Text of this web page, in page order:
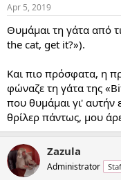
Apr 5, 2019
Θυμάμαι τη γάτα από
the cat, get it?»).
Και πιο πρόσφατα, η
φώναζε τη γάτα της
που θυμάμαι γι' αυτήν
θρίλερ πάντως, μου
Zazula
Administrator